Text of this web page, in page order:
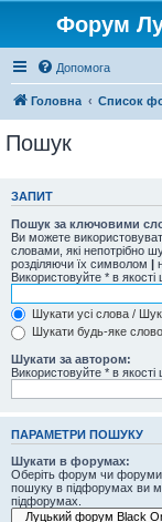
Форум
Допомога
Головна Список
Пошук
ЗАПИТ
Пошук за ключовими
Ви можете
словами, які непотрібно
розділяючи їх символом |
Використовуйте * в
Шукати усі слова /
Шукати будь-яке слово
Шукати за автором:
Використовуйте * в
ПАРАМЕТРИ ПОШУКУ
Шукати в форумах:
Оберіть форум чи
пошуку в підфорумах ви
підфорумах.